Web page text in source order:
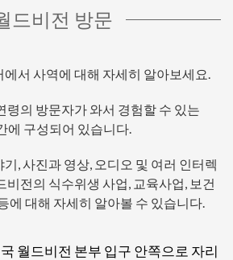
드비전 방문
서 사역에 대해 자세히 알아보세요.
령의 방문자가 와서 경험할 수 있는
에 구성되어 있습니다.
, 사진과 영상, 오디오 및 여러 인터렉
비전의 식수위생 사업, 교육사업, 보건
에 대해 자세히 알아볼 수 있습니다.
월드비전 본부 입구 안쪽으로 자리